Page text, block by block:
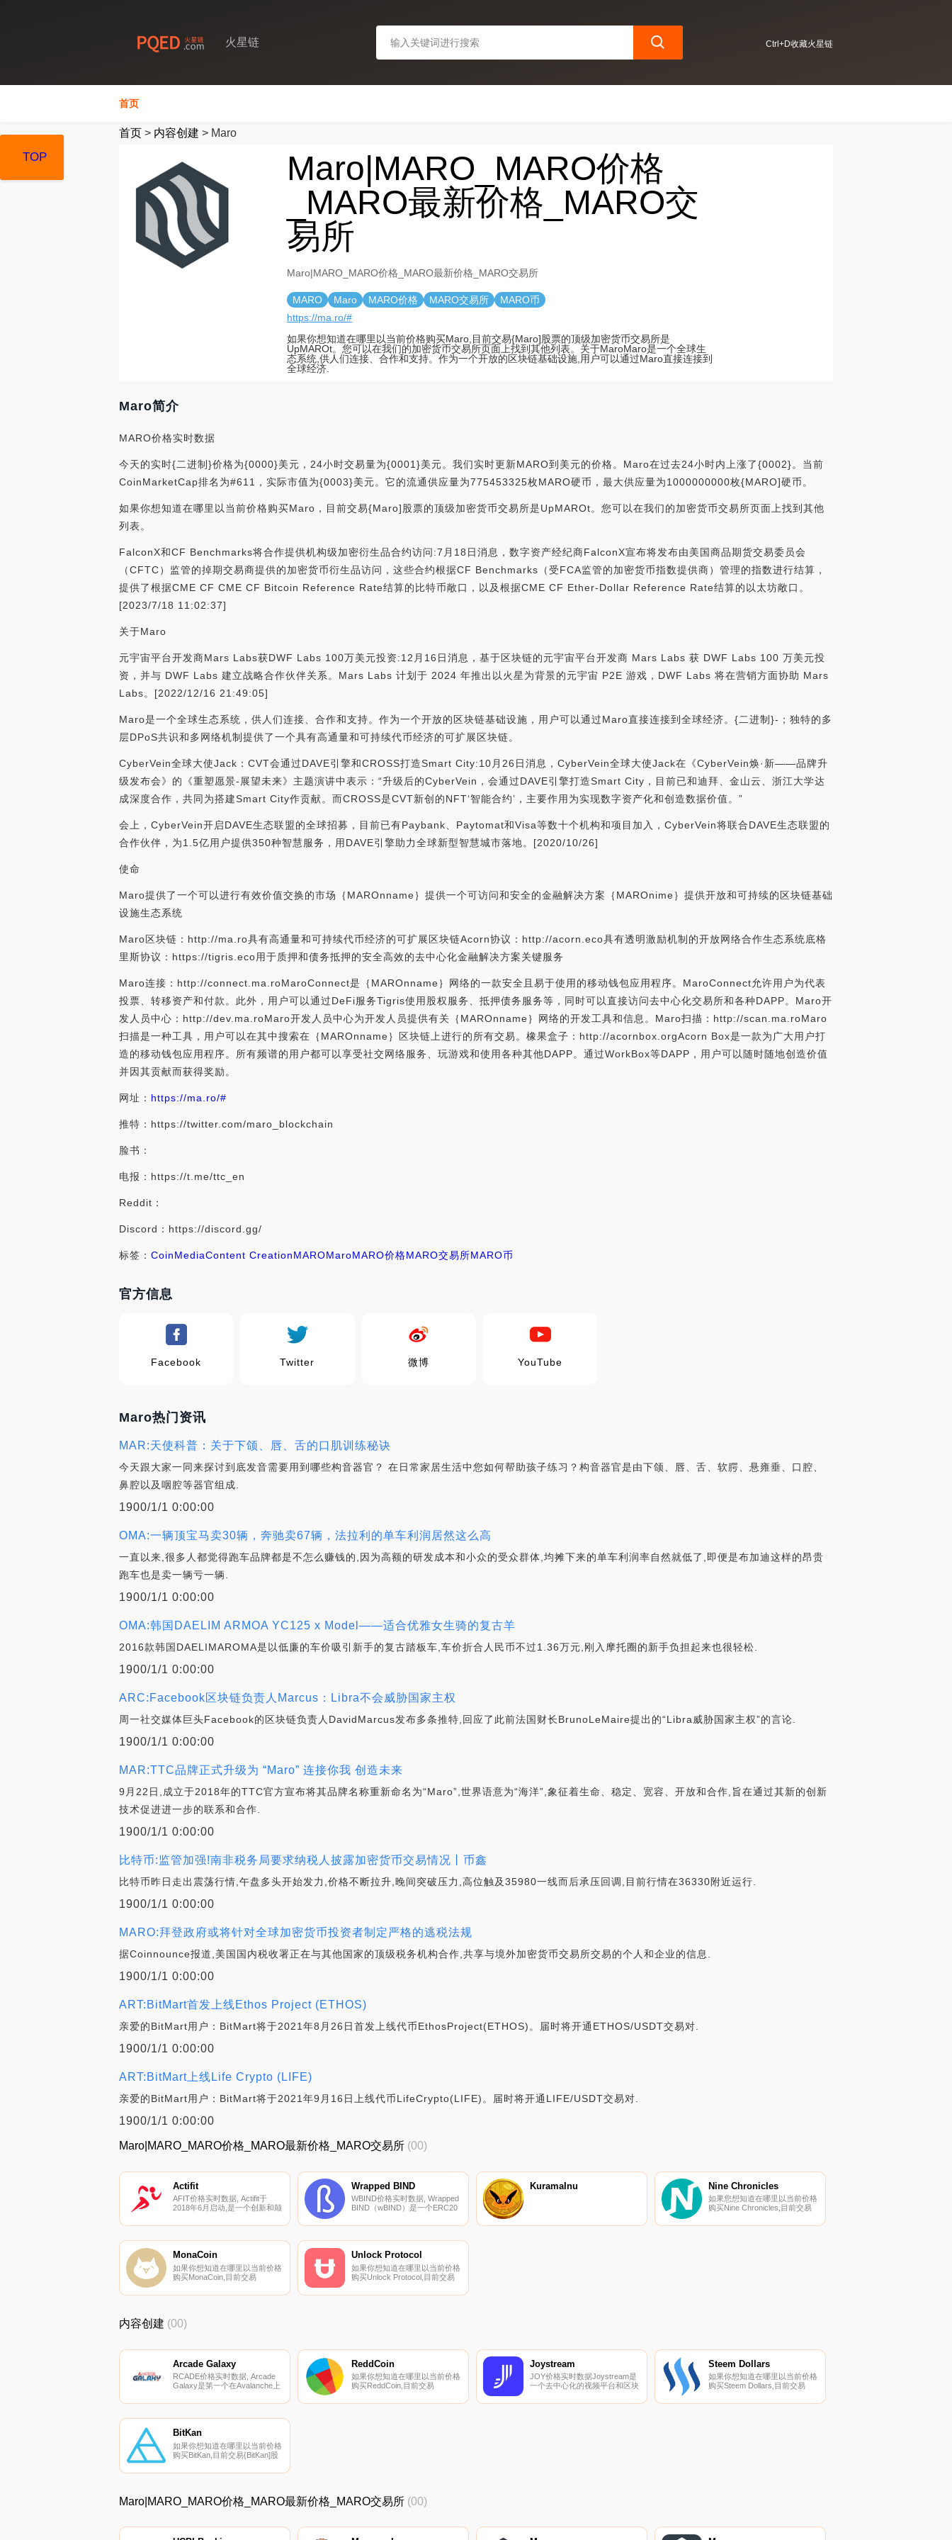
火星链 Ctrl+D收藏火星链
首页
首页 > 内容创建 > Maro
Maro|MARO_MARO价格
_MARO最新价格_MARO交
易所
Maro|MARO_MARO价格_MARO最新价格_MARO交易所
MARO Maro MARO价格 MARO交易所
MARO币
https://ma.ro/#
如果你想知道在哪里以当前价格购买Maro,目前交易{Maro]股票的顶级加密货币交易所是
UpMAROt。您可以在我们的加密货币交易所页面上找到其他列表。关于MaroMaro是一个全球生
态系统,供人们连接、合作和支持。作为一个开放的区块链基础设施,用户可以通过Maro直接连接到
全球经济.
Maro简介
MARO价格实时数据
今天的实时{二进制}价格为{0000}美元，24小时交易量为{0001}美元。我们实时更新MARO到美元的价格。Maro在过去24小时内上涨了{0002}。当前
CoinMarketCap排名为#611，实际市值为{0003}美元。它的流通供应量为775453325枚MARO硬币，最大供应量为1000000000枚{MARO]硬币。
如果你想知道在哪里以当前价格购买Maro，目前交易{Maro]股票的顶级加密货币交易所是UpMAROt。您可以在我们的加密货币交易所页面上找到其他
列表。
FalconX和CF Benchmarks将合作提供机构级加密衍生品合约访问:7月18日消息，数字资产经纪商FalconX宣布将发布由美国商品期货交易委员会
（CFTC）监管的掉期交易商提供的加密货币衍生品访问，这些合约根据CF Benchmarks（受FCA监管的加密货币指数提供商）管理的指数进行结算，
提供了根据CME CF CME CF Bitcoin Reference Rate结算的比特币敞口，以及根据CME CF Ether-Dollar Reference Rate结算的以太坊敞口。
[2023/7/18 11:02:37]
关于Maro
元宇宙平台开发商Mars Labs获DWF Labs 100万美元投资:12月16日消息，基于区块链的元宇宙平台开发商 Mars Labs 获 DWF Labs 100 万美元投
资，并与 DWF Labs 建立战略合作伙伴关系。Mars Labs 计划于 2024 年推出以火星为背景的元宇宙 P2E 游戏，DWF Labs 将在营销方面协助 Mars
Labs。[2022/12/16 21:49:05]
Maro是一个全球生态系统，供人们连接、合作和支持。作为一个开放的区块链基础设施，用户可以通过Maro直接连接到全球经济。{二进制}-；独特的多
层DPoS共识和多网络机制提供了一个具有高通量和可持续代币经济的可扩展区块链。
CyberVein全球大使Jack：CVT会通过DAVE引擎和CROSS打造Smart City:10月26日消息，CyberVein全球大使Jack在《CyberVein焕·新——品牌升
级发布会》的《重塑愿景-展望未来》主题演讲中表示：“升级后的CyberVein，会通过DAVE引擎打造Smart City，目前已和迪拜、金山云、浙江大学达
成深度合作，共同为搭建Smart City作贡献。而CROSS是CVT新创的NFT‘智能合约’，主要作用为实现数字资产化和创造数据价值。”
会上，CyberVein开启DAVE生态联盟的全球招募，目前已有Paybank、Paytomat和Visa等数十个机构和项目加入，CyberVein将联合DAVE生态联盟的
合作伙伴，为1.5亿用户提供350种智慧服务，用DAVE引擎助力全球新型智慧城市落地。[2020/10/26]
使命
Maro提供了一个可以进行有效价值交换的市场｛MAROnname｝提供一个可访问和安全的金融解决方案｛MAROnime｝提供开放和可持续的区块链基础
设施生态系统
Maro区块链：http://ma.ro具有高通量和可持续代币经济的可扩展区块链Acorn协议：http://acorn.eco具有透明激励机制的开放网络合作生态系统底格
里斯协议：https://tigris.eco用于质押和债务抵押的安全高效的去中心化金融解决方案关键服务
Maro连接：http://connect.ma.roMaroConnect是｛MAROnname｝网络的一款安全且易于使用的移动钱包应用程序。MaroConnect允许用户为代表
投票、转移资产和付款。此外，用户可以通过DeFi服务Tigris使用股权服务、抵押债务服务等，同时可以直接访问去中心化交易所和各种DAPP。Maro开
发人员中心：http://dev.ma.roMaro开发人员中心为开发人员提供有关｛MAROnname｝网络的开发工具和信息。Maro扫描：http://scan.ma.roMaro
扫描是一种工具，用户可以在其中搜索在｛MAROnname｝区块链上进行的所有交易。橡果盒子：http://acornbox.orgAcorn Box是一款为广大用户打
造的移动钱包应用程序。所有频谱的用户都可以享受社交网络服务、玩游戏和使用各种其他DAPP。通过WorkBox等DAPP，用户可以随时随地创造价值
并因其贡献而获得奖励。
网址： https://ma.ro/#
推特：https://twitter.com/maro_blockchain
脸书：
电报：https://t.me/ttc_en
Reddit：
Discord：https://discord.gg/
标签： CoinMediaContent CreationMAROMaroMARO价格MARO交易所MARO币
官方信息
Facebook Twitter 微博 YouTube
Maro热门资讯
MAR:天使科普：关于下颌、唇、舌的口肌训练秘诀
今天跟大家一同来探讨到底发音需要用到哪些构音器官？ 在日常家居生活中您如何帮助孩子练习？构音器官是由下颌、唇、舌、软腭、悬雍垂、口腔、
鼻腔以及咽腔等器官组成.
1900/1/1 0:00:00
OMA:一辆顶宝马卖30辆，奔驰卖67辆，法拉利的单车利润居然这么高
一直以来,很多人都觉得跑车品牌都是不怎么赚钱的,因为高额的研发成本和小众的受众群体,均摊下来的单车利润率自然就低了,即便是布加迪这样的昂贵
跑车也是卖一辆亏一辆.
1900/1/1 0:00:00
OMA:韩国DAELIM ARMOA YC125 x Model——适合优雅女生骑的复古羊
2016款韩国DAELIMAROMA是以低廉的车价吸引新手的复古踏板车,车价折合人民币不过1.36万元,刚入摩托圈的新手负担起来也很轻松.
1900/1/1 0:00:00
ARC:Facebook区块链负责人Marcus：Libra不会威胁国家主权
周一社交媒体巨头Facebook的区块链负责人DavidMarcus发布多条推特,回应了此前法国财长BrunoLeMaire提出的“Libra威胁国家主权”的言论.
1900/1/1 0:00:00
MAR:TTC品牌正式升级为 “Maro” 连接你我 创造未来
9月22日,成立于2018年的TTC官方宣布将其品牌名称重新命名为“Maro”,世界语意为“海洋”,象征着生命、稳定、宽容、开放和合作,旨在通过其新的创新
技术促进进一步的联系和合作.
1900/1/1 0:00:00
比特币:监管加强!南非税务局要求纳税人披露加密货币交易情况丨币鑫
比特币昨日走出震荡行情,午盘多头开始发力,价格不断拉升,晚间突破压力,高位触及35980一线而后承压回调,目前行情在36330附近运行.
1900/1/1 0:00:00
MARO:拜登政府或将针对全球加密货币投资者制定严格的逃税法规
据Coinnounce报道,美国国内税收署正在与其他国家的顶级税务机构合作,共享与境外加密货币交易所交易的个人和企业的信息.
1900/1/1 0:00:00
ART:BitMart首发上线Ethos Project (ETHOS)
亲爱的BitMart用户：BitMart将于2021年8月26日首发上线代币EthosProject(ETHOS)。届时将开通ETHOS/USDT交易对.
1900/1/1 0:00:00
ART:BitMart上线Life Crypto (LIFE)
亲爱的BitMart用户：BitMart将于2021年9月16日上线代币LifeCrypto(LIFE)。届时将开通LIFE/USDT交易对.
1900/1/1 0:00:00
TOP
Maro|MARO_MARO价格_MARO最新价格_MARO交易所 (00)
Actifit
AFIT价格实时数据, Actifit于
2018年6月启动,是一个创新和颠
更健康的用户来激励健康的生活
项目.
Wrapped BIND
WBIND价格实时数据, Wrapped
BIND（wBIND）是一个ERC20
的原生币BIND。Compendia是
的开放数据库（例如应用程序、
市场、加密货币、音乐、视频、
游戏等）.
KuramaInu Nine Chronicles
如果您想知道在哪里以当前价格
购买Nine Chronicles,目前交易
加密货币交易所是OKX、
MonaCoin
如果你想知道在哪里以当前价格
购买MonaCoin,目前交易
交易所是CoinEx、ProBit
密货币交易所页面上找到其他列
Unlock Protocol
如果你想知道在哪里以当前价格
购买Unlock Protocol,目前交易
密货币交易所是
TOP
内容创建 (00)
Arcade Galaxy
RCADE价格实时数据, Arcade
Galaxy是第一个在Avalanche上
平台。不仅仅是一款游戏,它还
戏级别,也可以在其中与其他人
竞争.
ReddCoin
如果你想知道在哪里以当前价格
购买ReddCoin,目前交易
交易所是YoBit、Bittrex、
Joystream
JOY价格实时数据Joystream是
一个去中心化的视频平台和区块
支持.
Steem Dollars
如果你想知道在哪里以当前价格
购买Steem Dollars,目前交易
货币交易所是UpSBDt、
BitKan
如果你想知道在哪里以当前价格
购买BitKan,目前交易{BitKan]股
OKX、HuoKAN、BitUBU、
其他列表。BitKan（KAN）是一
种加密货币,在以太坊平台上运
TOP
Maro|MARO_MARO价格_MARO最新价格_MARO交易所 (00)